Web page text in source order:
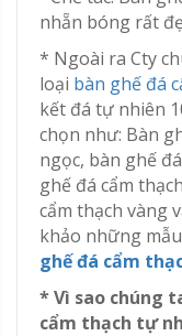
nhẵn bóng rất
* Ngoài ra Cty
loại bàn ghế đá
kết đá tự nhiên
chọn như: Bàn
ngọc, bàn ghế
ghế đá cẩm
cẩm thạch vàng
khảo những
ghế đá cẩm
* Vì sao chúng
cẩm thạch tự